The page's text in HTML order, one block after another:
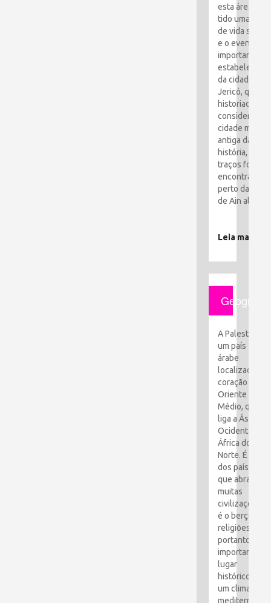
esta área tem
tido uma
de vida
e o evento
importante
da cidade de
Jericó, que os
historiadores
consideram a
cidade mais
antiga da
história, seus
traços foram
encontrados
perto da
de Ain al-
Leia mais
Geografia
A Palestina é
um país
árabe
localizado no
coração do
Oriente
Médio, que
liga a Ásia
Ocidental e a
África do
Norte. É um
dos países
que abraçou
muitas
civilizações e
é o berço das
religiões. É,
portanto, um
importante
lugar
histórico com
um clima
mediterrâneo